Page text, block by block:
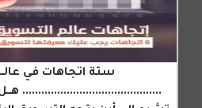
ستة اتجاهات في
............................................